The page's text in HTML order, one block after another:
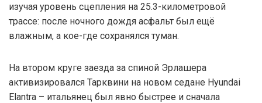
изучая уровень сцепления на 25.3-километровой
трассе: после ночного дождя асфальт был ещё
влажным, а кое-где сохранялся туман.
На втором круге заезда за спиной Эрлашера
активизировался Тарквини на новом седане Hyundai
Elantra – итальянец был явно быстрее и сначала